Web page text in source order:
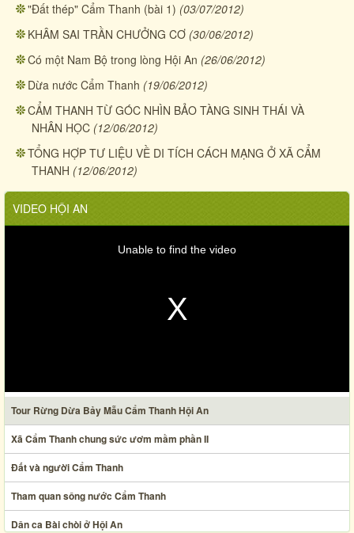
"Đất thép" Cẩm Thanh (bài 1) (03/07/2012)
KHÂM SAI TRẦN CHƯỞNG CƠ (30/06/2012)
Có một Nam Bộ trong lòng Hội An (26/06/2012)
Dừa nước Cẩm Thanh (19/06/2012)
CẨM THANH TỪ GÓC NHÌN BẢO TÀNG SINH THÁI VÀ
NHÂN HỌC (12/06/2012)
TỔNG HỢP TƯ LIỆU VỀ DI TÍCH CÁCH MẠNG Ở XÃ CẨM
THANH (12/06/2012)
VIDEO HỘI AN
Unable to find the video
Tour Rừng Dừa Bảy Mẫu Cẩm Thanh Hội An
Xã Cẩm Thanh chung sức ươm mầm phần II
Đất và người Cẩm Thanh
Tham quan sông nước Cẩm Thanh
Dân ca Bài chòi ở Hội An